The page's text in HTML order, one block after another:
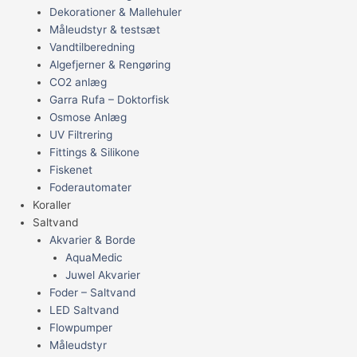
Dekorationer & Mallehuler
Måleudstyr & testsæt
Vandtilberedning
Algefjerner & Rengøring
CO2 anlæg
Garra Rufa – Doktorfisk
Osmose Anlæg
UV Filtrering
Fittings & Silikone
Fiskenet
Foderautomater
Koraller
Saltvand
Akvarier & Borde
AquaMedic
Juwel Akvarier
Foder – Saltvand
LED Saltvand
Flowpumper
Måleudstyr